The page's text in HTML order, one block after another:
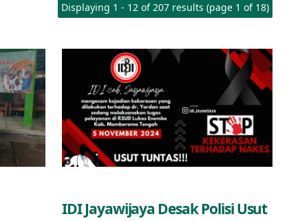
Displaying 1 - 12 of 207 results (page 1 of 18)
IDI Jayawijaya Desak Polisi Usut